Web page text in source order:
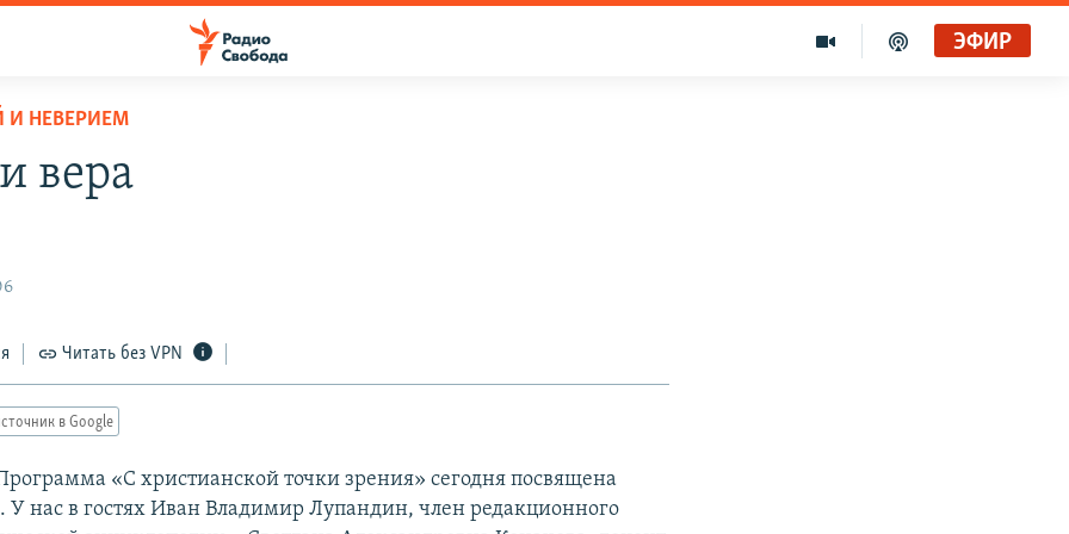
ЭФИР
И НЕВЕРИЕМ
вера
Читать без VPN
в Google
«С христианской точки зрения» сегодня посвящена
У нас в гостях Иван Владимир Лупандин, член редакционного